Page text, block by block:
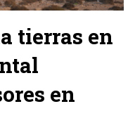
tierras en
en